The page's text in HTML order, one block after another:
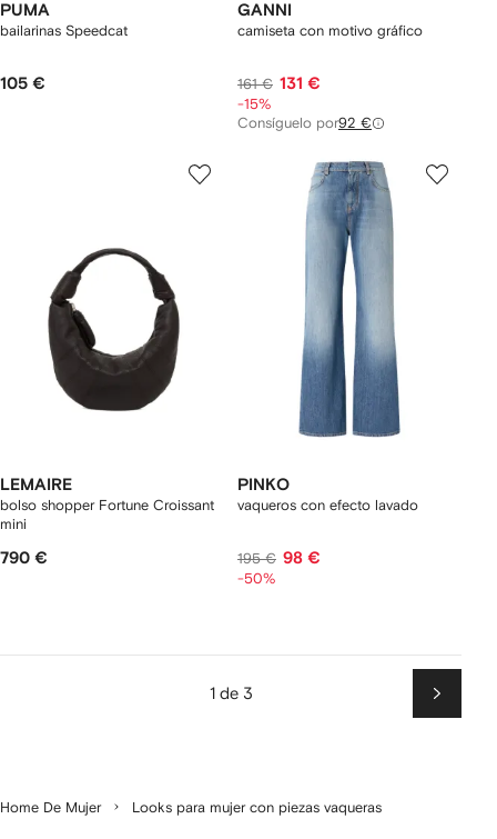
PUMA
bailarinas Speedcat
105 €
GANNI
camiseta con motivo gráfico
161 € 131 €
-15%
Consíguelo por92 €
LEMAIRE
bolso shopper Fortune Croissant
mini
790 €
PINKO
vaqueros con efecto lavado
195 € 98 €
-50%
1 de 3
Home De Mujer Looks para mujer con piezas vaqueras